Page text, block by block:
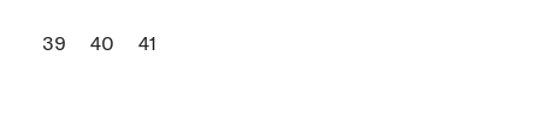
39 40 41